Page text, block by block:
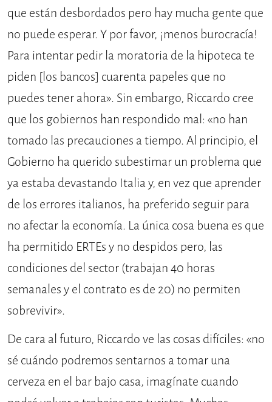
que están desbordados pero hay mucha gente que
no puede esperar. Y por favor, ¡menos burocracía!
Para intentar pedir la moratoria de la hipoteca te
piden [los bancos] cuarenta papeles que no
puedes tener ahora». Sin embargo, Riccardo cree
que los gobiernos han respondido mal: «no han
tomado las precauciones a tiempo. Al principio, el
Gobierno ha querido subestimar un problema que
ya estaba devastando Italia y, en vez que aprender
de los errores italianos, ha preferido seguir para
no afectar la economía. La única cosa buena es que
ha permitido ERTEs y no despidos pero, las
condiciones del sector (trabajan 40 horas
semanales y el contrato es de 20) no permiten
sobrevivir».
De cara al futuro, Riccardo ve las cosas difíciles: «no
sé cuándo podremos sentarnos a tomar una
cerveza en el bar bajo casa, imagínate cuando